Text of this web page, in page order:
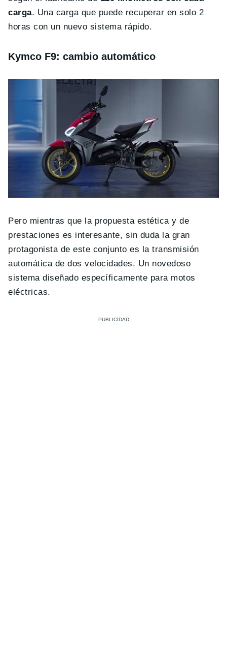
carga. Una carga que puede recuperar en solo 2
horas con un nuevo sistema rápido.
Kymco F9: cambio automático
Pero mientras que la propuesta estética y de
prestaciones es interesante, sin duda la gran
protagonista de este conjunto es la transmisión
automática de dos velocidades. Un novedoso
sistema diseñado específicamente para motos
eléctricas.